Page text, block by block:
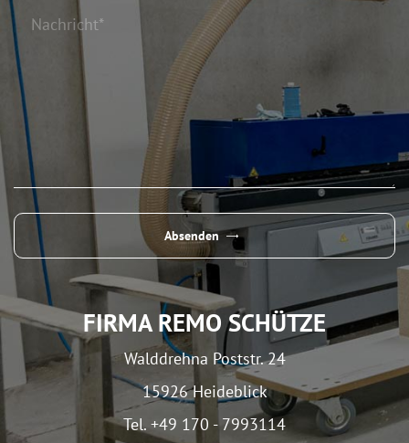
Absenden
FIRMA REMO SCHÜTZE
Walddrehna Poststr. 24
15926 Heideblick
Tel. +49 170 - 7993114
Mit dem